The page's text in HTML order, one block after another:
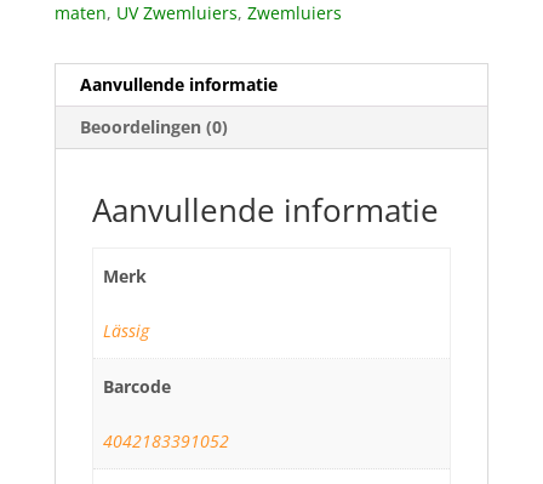
maten, UV Zwemluiers, Zwemluiers
Aanvullende informatie
Beoordelingen (0)
Aanvullende informatie
Merk
Lässig
Barcode
4042183391052